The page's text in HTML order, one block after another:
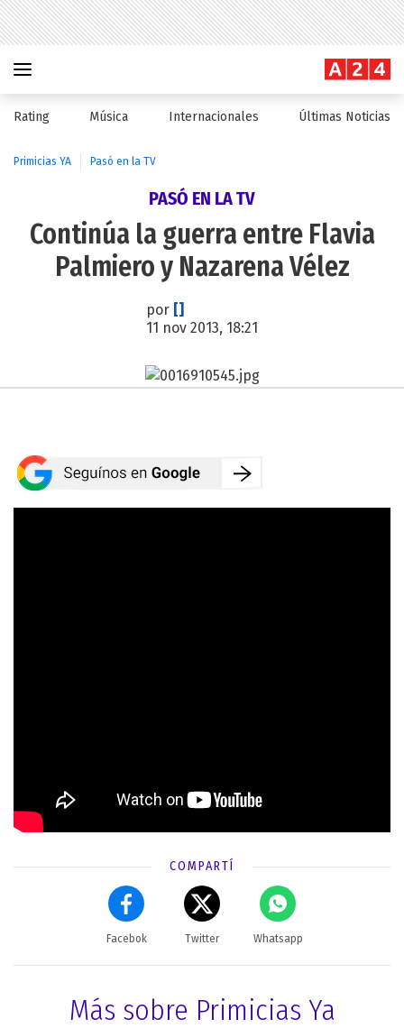
Rating Música Internacionales Últimas Noticias
Primicias YA Pasó en la TV
PASÓ EN LA TV
Continúa la guerra entre Flavia
Palmiero y Nazarena Vélez
por []
11 nov 2013, 18:21
COMPARTÍ
Facebok Twitter Whatsapp
Más sobre Primicias Ya